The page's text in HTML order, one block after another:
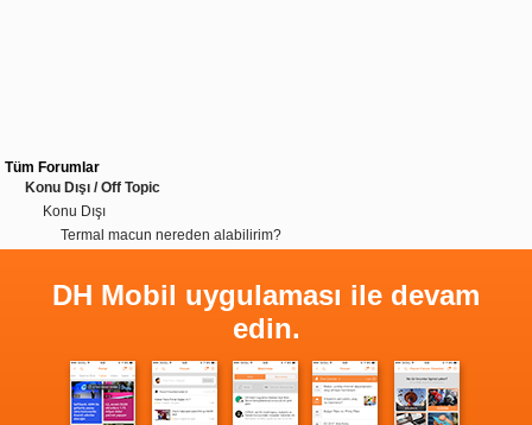
Tüm Forumlar
Konu Dışı / Off Topic
Konu Dışı
Termal macun nereden alabilirim?
DH Mobil uygulaması ile devam
edin.